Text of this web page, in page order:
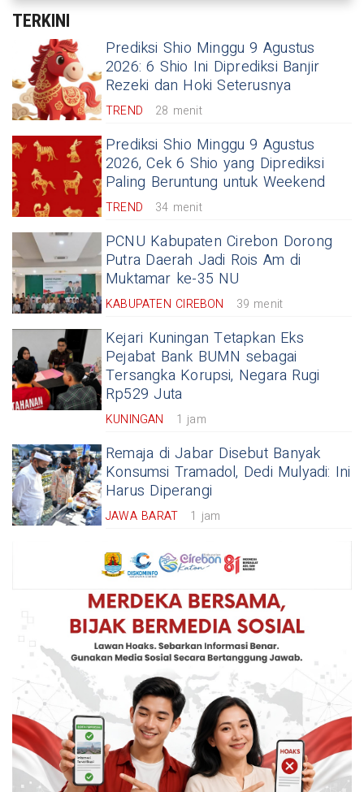
TERKINI
Prediksi Shio Minggu 9 Agustus
2026: 6 Shio Ini Diprediksi Banjir
Rezeki dan Hoki Seterusnya
TREND 28 menit
Prediksi Shio Minggu 9 Agustus
2026, Cek 6 Shio yang Diprediksi
Paling Beruntung untuk Weekend
TREND 34 menit
PCNU Kabupaten Cirebon Dorong
Putra Daerah Jadi Rois Am di
Muktamar ke-35 NU
KABUPATEN CIREBON 39 menit
Kejari Kuningan Tetapkan Eks
Pejabat Bank BUMN sebagai
Tersangka Korupsi, Negara Rugi
Rp529 Juta
KUNINGAN 1 jam
Remaja di Jabar Disebut Banyak
Konsumsi Tramadol, Dedi Mulyadi: Ini
Harus Diperangi
JAWA BARAT 1 jam